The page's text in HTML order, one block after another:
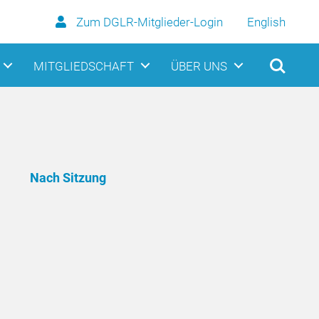
Zum DGLR-Mitglieder-Login English
MITGLIEDSCHAFT ÜBER UNS
Nach Sitzung